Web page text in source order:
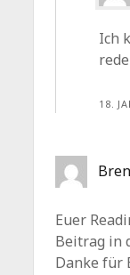
Ich
18.
Euer
Beitrag in
Danke für